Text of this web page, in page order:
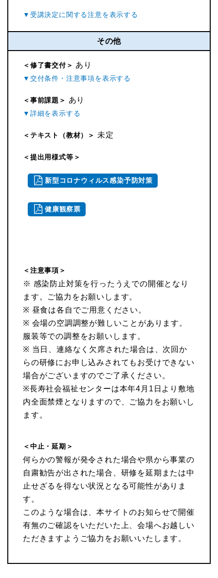
その他
＜修了書交付＞ あり
＜事前課題＞ あり
＜テキスト（教材）＞ 未定
＜提出用様式等＞
新型コロナウィルス感染予防対策
健康観察票
＜注意事項＞
※ 感染防止対策を行ったうえでの開催となり
ます。ご協力をお願いします。
※ 昼食は各自でご用意ください。
※ 会場の空調調整が難しいことがあります。
服装等での調整をお願いします。
※ 当日、連絡なく欠席された場合は、次回か
らの研修にお申し込みされてもお受けできない
場合がございますのでご了承ください。
※長寿社会福祉センターは本年4月1日より敷地
内全面禁煙となりますので、ご協力をお願いし
ます。
＜中止・延期＞
何らかの警報が発令された場合や県から事業の
自粛勧告が出された場合、研修を延期または中
止せざるを得ない状況となる可能性がありま
す。
このような場合は、本サイトのお知らせで開催
有無のご確認をいただいた上、会場へお越しい
ただきますようご協力をお願いいたします。